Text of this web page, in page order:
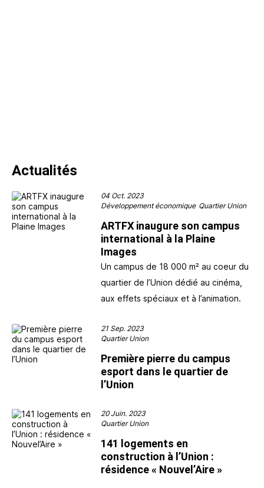
Actualités
04 Oct. 2023
Développement économique Quartier Union
ARTFX inaugure son campus
international à la Plaine
Images
Un campus de 18 000 m² au coeur du
quartier de l’Union dédié au cinéma,
aux effets spéciaux et à l’animation.
21 Sep. 2023
Quartier Union
Première pierre du campus
esport dans le quartier de
l’Union
20 Juin. 2023
Quartier Union
141 logements en
construction à l’Union :
résidence « Nouvel’Aire »